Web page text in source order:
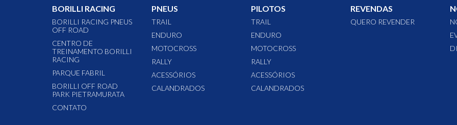
BORILLI RACING
BORILLI RACING PNEUS
OFF ROAD
CENTRO DE
TREINAMENTO BORILLI
RACING
PARQUE FABRIL
BORILLI OFF ROAD
PARK PIETRAMURATA
CONTATO
PNEUS
TRAIL
ENDURO
MOTOCROSS
RALLY
ACESSÓRIOS
CALANDRADOS
PILOTOS
TRAIL
ENDURO
MOTOCROSS
RALLY
ACESSÓRIOS
CALANDRADOS
REVENDAS
QUERO REVENDER